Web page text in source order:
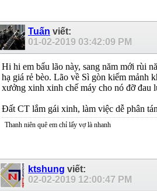
Tuấn viết:
01-02-2019 03:42:09 PM
Hi hi em bẩu lão này, sang năm mới rùi
hạ giá rẻ bèo. Lão về Sì gòn kiếm mảnh
xưởng xinh xinh chế máy cho nó đỡ đau
Đất CT lắm gái xinh, làm việc dễ phân
Thanh niên quê em chỉ lấy vợ là nhanh
ktshung viết:
02-02-2019 12:00:47 PM